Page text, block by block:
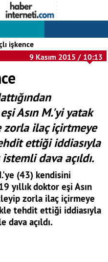
9 Kasım 2015 / 10:13
Asın M.'yi yatak
zorla ilaç içirtmeye
ettiği iddiasıyla
dava açıldı.
(43) kendisini
yıllık doktor eşi Asın
zorla ilaç içirmeye
tehdit ettiği iddiasıyla
dava açıldı.